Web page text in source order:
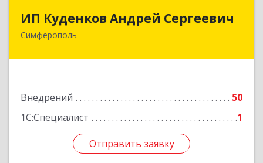
ИП Куденков Андрей Сергеевич
Симферополь
Внедрений
50
1С:Специалист
1
Отправить заявку
ИП Куденков Андрей Сергеевич
295000, Крым Респ, Симферополь г, Толстого
Отправить заявку